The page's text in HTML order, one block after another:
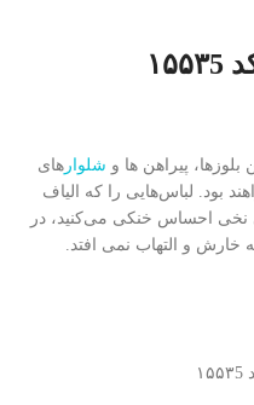
پیراهن ها و شلوار های
بود. لباس‌هایی را که الیاف
نخی احساس خنکی می‌کنید، در
و التهاب نمی افتد.